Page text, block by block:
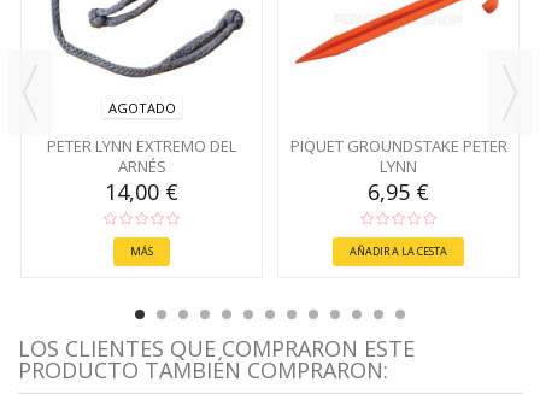
AGOTADO
PETER LYNN EXTREMO DEL
ARNÉS
14,00 €
MÁS
PIQUET GROUNDSTAKE PETER
LYNN
6,95 €
AÑADIR A LA CESTA
LOS CLIENTES QUE COMPRARON ESTE
PRODUCTO TAMBIÉN COMPRARON: